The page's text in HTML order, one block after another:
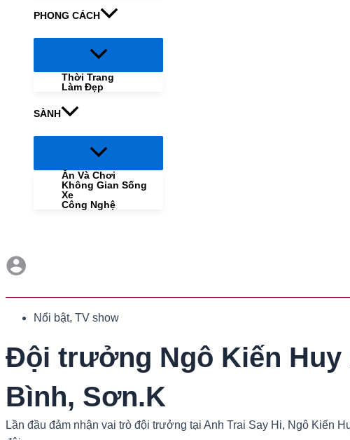
PHONG CÁCH
Menu
Thời Trang
Làm Đẹp
SÀNH
Menu
Ăn Và Chơi
Không Gian Sống
Xe
Công Nghệ
Nổi bật, TV show
Đội trưởng Ngô Kiến
Bình, Sơn.K
Lần đầu đảm nhận vai trò đội trưởng tại Anh Trai Say Hi, Ngô Kiến